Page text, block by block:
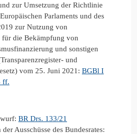
zur Umsetzung der Richtlinie
Parlaments und des
zur Nutzung von
die Bekämpfung von
und sonstigen
und
vom 25. Juni 2021: BGBl I
ff.
BR Drs. 133/21
Ausschüsse des Bundesrates: